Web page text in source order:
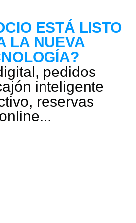
ESTÁ LISTO
LA NUEVA
pedidos
inteligente
reservas
online...​